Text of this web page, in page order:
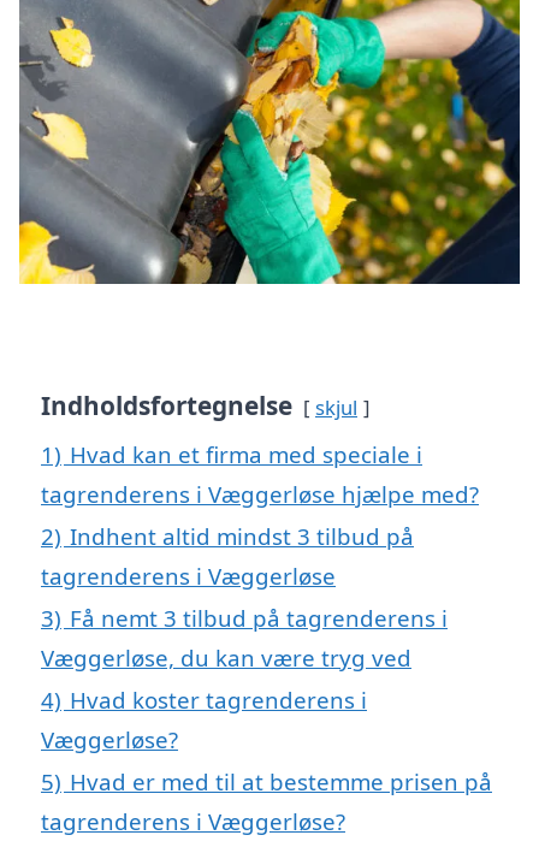
Indholdsfortegnelse skjul
1) Hvad kan et firma med speciale i
tagrenderens i Væggerløse hjælpe med?
2) Indhent altid mindst 3 tilbud på
tagrenderens i Væggerløse
3) Få nemt 3 tilbud på tagrenderens i
Væggerløse, du kan være tryg ved
4) Hvad koster tagrenderens i
Væggerløse?
5) Hvad er med til at bestemme prisen på
tagrenderens i Væggerløse?